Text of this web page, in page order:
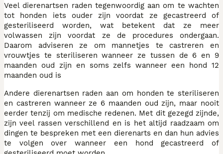
Veel dierenartsen raden tegenwoordig aan om te wachten
tot honden iets ouder zijn voordat ze gecastreerd of
gesteriliseerd worden, wat betekent dat ze meer
volwassen zijn voordat ze de procedures ondergaan.
Daarom adviseren ze om mannetjes te castreren en
vrouwtjes te steriliseren wanneer ze tussen de 6 en 9
maanden oud zijn en soms zelfs wanneer een hond 12
maanden oud is
Andere dierenartsen raden aan om honden te steriliseren
en castreren wanneer ze 6 maanden oud zijn, maar nooit
eerder tenzij om medische redenen. Met dit gezegd zijnde,
zijn veel rassen verschillend en is het altijd raadzaam om
dingen te bespreken met een dierenarts en dan hun advies
te volgen over wanneer een hond gecastreerd of